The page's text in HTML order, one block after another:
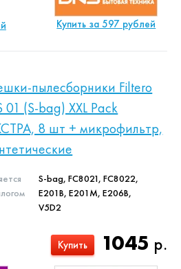
Купить за 597 рублей
пылесборники Filtero
01 (S-bag) XXL Pack
8 шт + микрофильтр,
S-bag, FC8021, FC8022,
E201B, E201M, E206B,
V5D2
1045 р.
Купить